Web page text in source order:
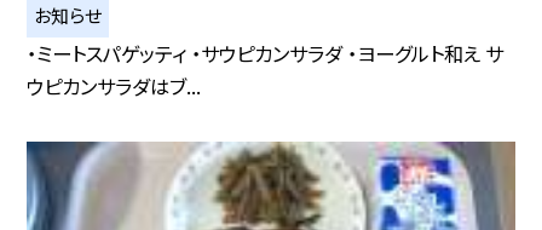
お知らせ
・ミートスパゲッティ ・サウピカンサラダ ・ヨーグルト和え サ
ウピカンサラダはブ...